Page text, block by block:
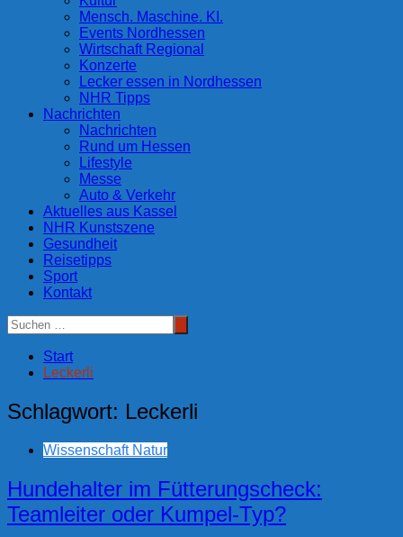
Mensch. Maschine. KI.
Events Nordhessen
Wirtschaft Regional
Konzerte
Lecker essen in Nordhessen
NHR Tipps
Nachrichten
Nachrichten
Rund um Hessen
Lifestyle
Messe
Auto & Verkehr
Aktuelles aus Kassel
NHR Kunstszene
Gesundheit
Reisetipps
Sport
Kontakt
Start
Leckerli
Schlagwort: Leckerli
Wissenschaft Natur
Hundehalter im Fütterungscheck:
Teamleiter oder Kumpel-Typ?